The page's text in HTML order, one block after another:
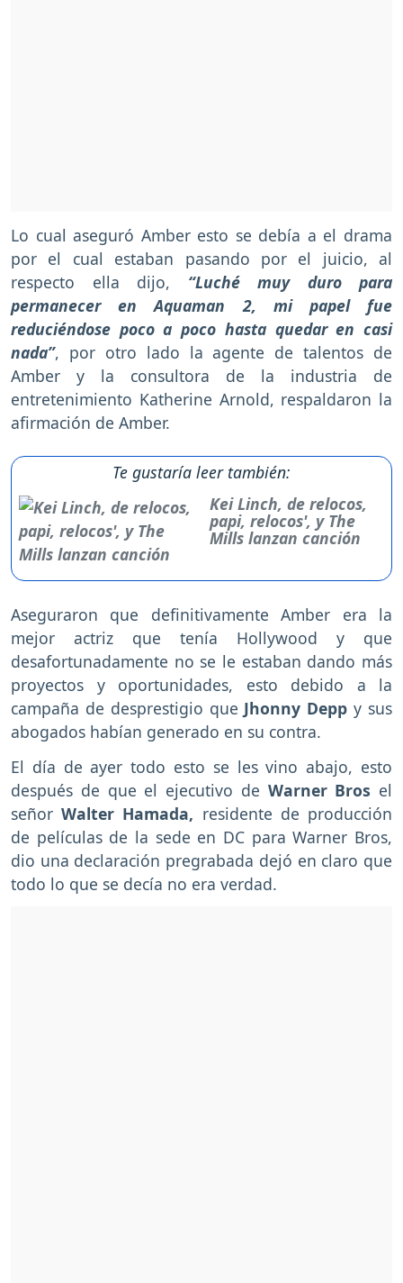
Lo cual aseguró Amber esto se debía a el drama
por el cual estaban pasando por el juicio, al
respecto ella dijo, “Luché muy duro para
permanecer en Aquaman 2, mi papel fue
reduciéndose poco a poco hasta quedar en casi
nada”, por otro lado la agente de talentos de
Amber y la consultora de la industria de
entretenimiento Katherine Arnold, respaldaron la
afirmación de Amber.
Te gustaría leer también:
Kei Linch, de relocos,
papi, relocos', y The
Mills lanzan canción
Aseguraron que definitivamente Amber era la
mejor actriz que tenía Hollywood y que
desafortunadamente no se le estaban dando más
proyectos y oportunidades, esto debido a la
campaña de desprestigio que Jhonny Depp y sus
abogados habían generado en su contra.
El día de ayer todo esto se les vino abajo, esto
después de que el ejecutivo de Warner Bros el
señorWalter Hamada, residente de producción
de películas de la sede en DC para Warner Bros,
dio una declaración pregrabada dejó en claro que
todo lo que se decía no era verdad.